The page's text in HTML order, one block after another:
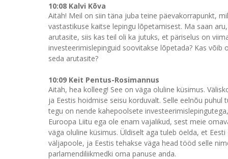
10:08 Kalvi Kõva
Aitäh! Meil on siin täna juba teine päevakorrapunkt,
vastastikuse kaitse lepingu lõpetamisest. Ma saan
arutasite, siis kas teil oli ka jutuks, et päriselus on
investeerimislepinguid soovitakse lõpetada? Kas
seda arutasite?
10:09 Keit Pentus-Rosimannus
Aitäh, hea kolleeg! See on väga oluline küsimus.
ja Eestis hoidmise seisu korduvalt. Selle eelnõu
tegu on nende kahepoolsete
Euroopa Liitu ega ole enam vajalikud, sest meie
väga oluline küsimus. Üldiselt aga tuleb öelda, et
väljapoole, ja Eestis tehakse väga head tööd selle
parlamendiliikmedki oma panuse anda.